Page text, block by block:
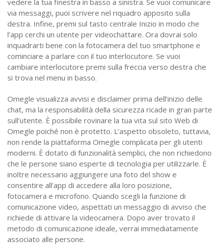
via messaggi, puoi scrivere nel riquadro apposito sulla
destra. Infine, premi sul tasto centrale Inizio in modo che
l’app cerchi un utente per videochattare. Ora dovrai solo
inquadrarti bene con la fotocamera del tuo smartphone e
cominciare a parlare con il tuo interlocutore. Se vuoi
cambiare interlocutore premi sulla freccia verso destra che
si trova nel menu in basso.
Omegle visualizza avvisi e disclaimer prima dell’inizio delle
chat, ma la responsabilità della sicurezza ricade in gran parte
sull’utente. È possibile rovinare la tua vita sul sito Web di
Omegle poiché non è protetto. L’aspetto obsoleto, tuttavia,
non rende la piattaforma Omegle complicata per gli utenti
moderni. È dotato di funzionalità semplici, che non richiedono
che le persone siano esperte di tecnologia per utilizzarle. È
inoltre necessario aggiungere una foto del show e
consentire all’app di accedere alla loro posizione,
fotocamera e microfono. Quando scegli la funzione di
comunicazione video, aspettati un messaggio di avviso che
richiede di attivare la videocamera. Dopo aver trovato il
metodo di comunicazione ideale, verrai immediatamente
associato alle persone.